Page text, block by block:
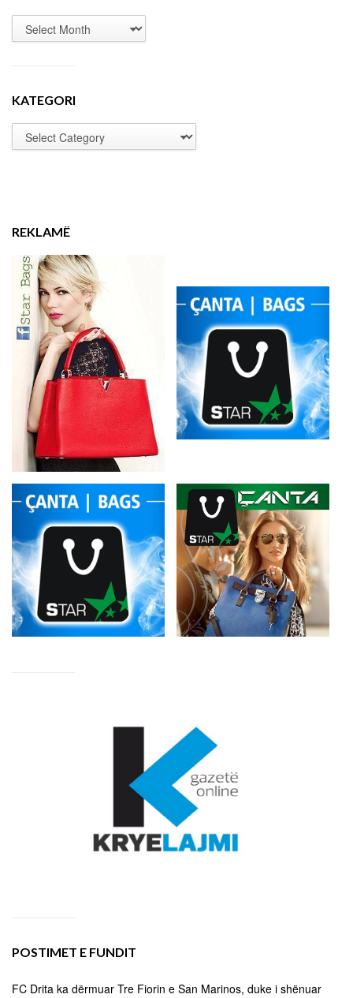
KATEGORI
REKLAMË
POSTIMET E FUNDIT
FC Drita ka dërmuar Tre Fiorin e San Marinos, duke i shënuar